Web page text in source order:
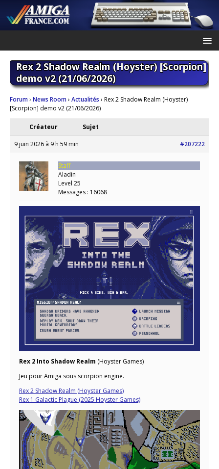
Rex 2 Shadow Realm (Hoyster) [Scorpion]
demo v2 (21/06/2026)
Forum› News Room› Actualités › Rex 2 Shadow Realm (Hoyster)
[Scorpion] demo v2 (21/06/2026)
Créateur Sujet
9 juin 2026 à 9 h 59 min #207222
Staff
Aladin
Level 25
Messages : 16068
Rex 2 Into Shadow Realm (Hoyster Games)
Jeu pour Amiga sous scorpion engine.
Rex 2 Shadow Realm (Hoyster Games)
Rex 1 Galactic Plague (2025 Hoyster Games)